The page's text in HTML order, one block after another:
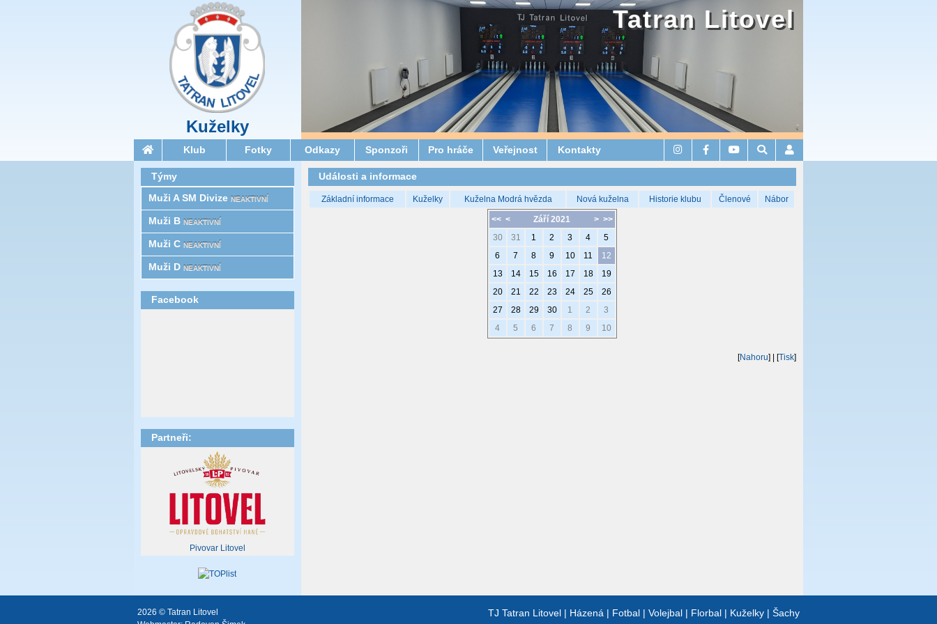
Kuželky
Tatran Litovel
Klub Fotky Odkazy Sponzoři Pro hráče Veřejnost Kontakty
Události a informace
Základní informace Kuželky Kuželna Modrá hvězda Nová kuželna Historie klubu Členové Nábor
<< < > >>
Září 2021
30
31 1 2 3 4
5
6
7 8 9 10 11
12
13
14 15 16 17 18
19
20
21 22 23 24 25
26
27
28 29 30 1 2
3
4
5 6 7 8 9 10
[Nahoru] | [Tisk]
Týmy
Muži A SM Divize NEAKTIVNÍ
Muži B NEAKTIVNÍ
Muži C NEAKTIVNÍ
Muži D NEAKTIVNÍ
Facebook
Partneři:
Pivovar Litovel
TJ Tatran Litovel | Házená | Fotbal | Volejbal | Florbal | Kuželky | Šachy
2026 © Tatran Litovel